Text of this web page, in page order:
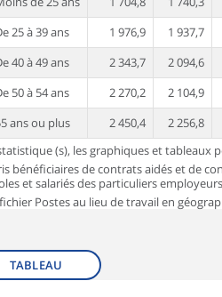
25 à 39 ans
1 976,9 1 937,7
40 à 49 ans
2 343,7 2 094,6
50 à 54 ans
2 270,2 2 104,9
ans ou plus
2 450,4 2 256,8
(s), les graphiques et tableaux
bénéficiaires de contrats aidés et de
et salariés des particuliers
Postes au lieu de travail en
TABLEAU